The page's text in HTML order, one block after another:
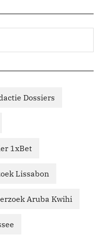
Dossiers
1xBet
Lissabon
Aruba Kwihi